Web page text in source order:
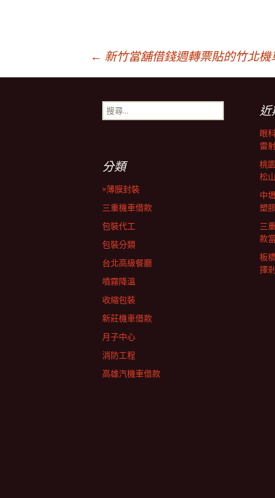
← 新竹當舖借錢週轉票貼的竹北
搜
尋
近
眼
雷
桃
松
中
塑
三
款
板
擇
分類
×薄膜封裝
三重機車借款
包裝代工
包裝分類
台北高級餐廳
噴霧降溫
收縮包裝
新莊機車借款
月子中心
消防工程
高雄汽機車借款